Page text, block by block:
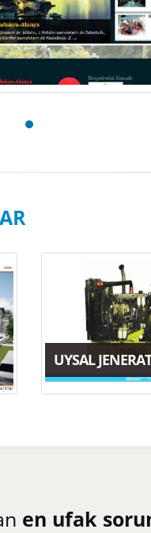
UYSAL
en ufak